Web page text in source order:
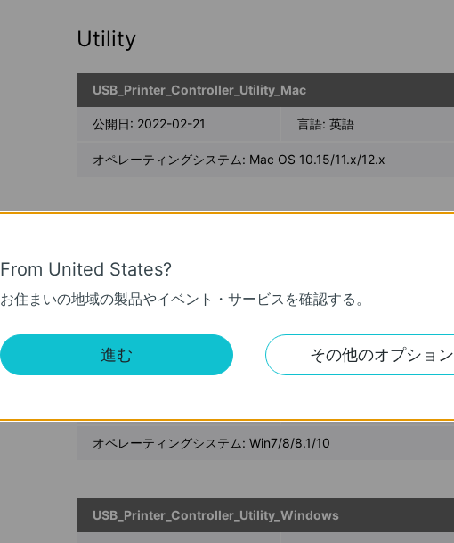
Utility
USB_Printer_Controller_Utility_Mac
公開日: 2022-02-21 言語: 英語
オペレーティングシステム: Mac OS 10.15/11.x/12.x
公開日:2018-10-29
オペレーティングシステム: Mac OS 10.9-10.14
USB_Printer_Controller_Utility_Windows.
オペレーティングシステム: Win7/8/8.1/10
USB_Printer_Controller_Utility_Windows
From United States?
お住まいの地域の製品やイベント・サービスを確認する。
進む その他のオプション